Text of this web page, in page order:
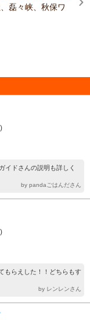
磊々峡、秋保ワ
イドさんの説明も詳しく
by pandaごはんださん
もらえした！！どちらもす
by レンレンさん